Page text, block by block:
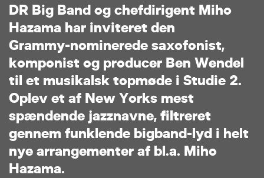
DR Big Band og chefdirigent Miho
Hazama har inviteret den
Grammy-nominerede saxofonist,
komponist og producer Ben Wendel
til et musikalsk topmøde i Studie 2.
Oplev et af New Yorks mest
spændende jazznavne, filtreret
gennem funklende bigband-lyd i helt
nye arrangementer af bl.a. Miho
Hazama.